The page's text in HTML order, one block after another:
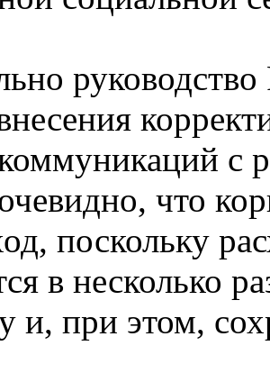
руководство
с
что
поскольку
в несколько
и, при этом,